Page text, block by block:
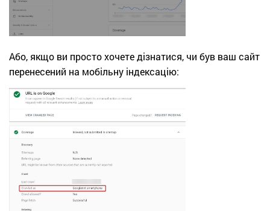
Або, якщо ви просто хочете дізнатися, чи був ваш сайт
перенесений на мобільну індексацію: